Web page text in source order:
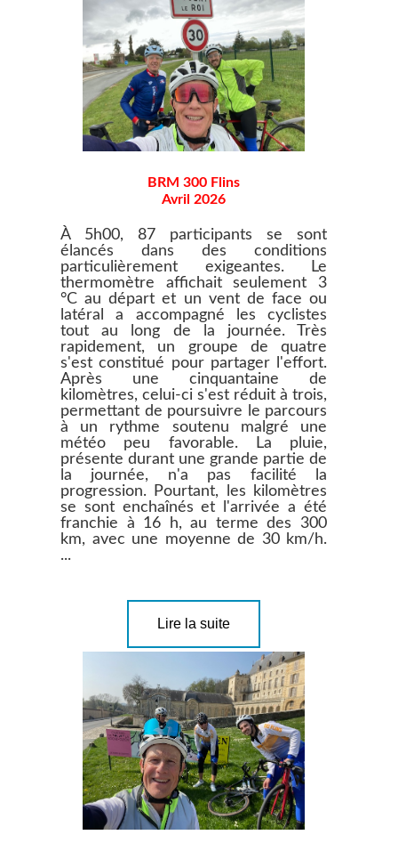
BRM 300 Flins
Avril 2026
À 5h00, 87 participants se sont
élancés dans des conditions
particulièrement exigeantes. Le
thermomètre affichait seulement 3
°C au départ et un vent de face ou
latéral a accompagné les cyclistes
tout au long de la journée. Très
rapidement, un groupe de quatre
s'est constitué pour partager l'effort.
Après une cinquantaine de
kilomètres, celui-ci s'est réduit à trois,
permettant de poursuivre le parcours
à un rythme soutenu malgré une
météo peu favorable. La pluie,
présente durant une grande partie de
la journée, n'a pas facilité la
progression. Pourtant, les kilomètres
se sont enchaînés et l'arrivée a été
franchie à 16 h, au terme des 300
km, avec une moyenne de 30 km/h.
...
Lire la suite